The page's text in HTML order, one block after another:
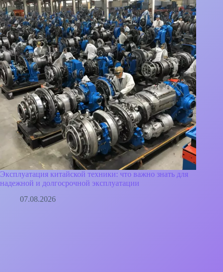
Эксплуатация китайской техники: что важно знать для
надежной и долгосрочной эксплуатации
07.08.2026